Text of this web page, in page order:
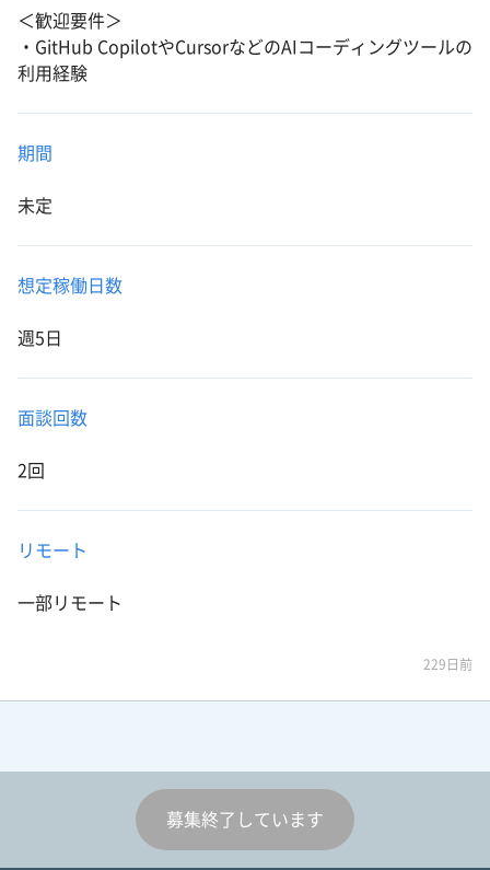
＜歓迎要件＞
・GitHub CopilotやCursorなどのAIコーディングツールの
利用経験
期間
未定
想定稼働日数
週5日
面談回数
2回
リモート
一部リモート
229日前
募集終了しています